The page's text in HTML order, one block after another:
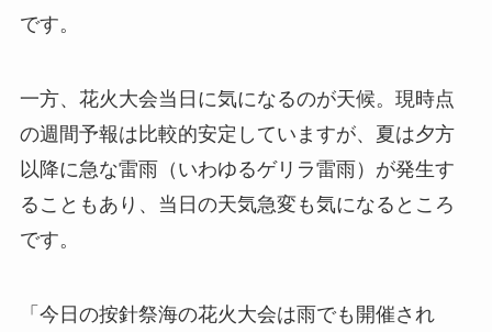
です。
一方、花火大会当日に気になるのが天候。現時点
の週間予報は比較的安定していますが、夏は夕方
以降に急な雷雨（いわゆるゲリラ雷雨）が発生す
ることもあり、当日の天気急変も気になるところ
です。
「今日の按針祭海の花火大会は雨でも開催され